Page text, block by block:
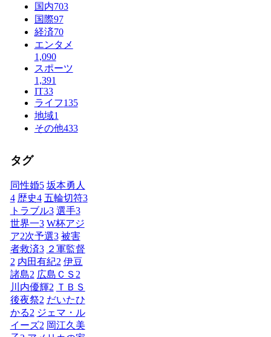
国内703
国際97
経済70
エンタメ
1,090
スポーツ
1,391
IT33
ライフ135
地域1
その他433
タグ
同性婚5 坂本勇人
4 歴史4 五輪切符3
トラブル3 選手3
世界一3 W杯アジ
ア2次予選3 被害
者救済3 ２軍監督
2 内田有紀2 伊豆
諸島2 広島ＣＳ 2
川内優輝2 ＴＢＳ
後夜祭2 だいたひ
かる2 ジェマ・ル
イーズ2 岡江久美